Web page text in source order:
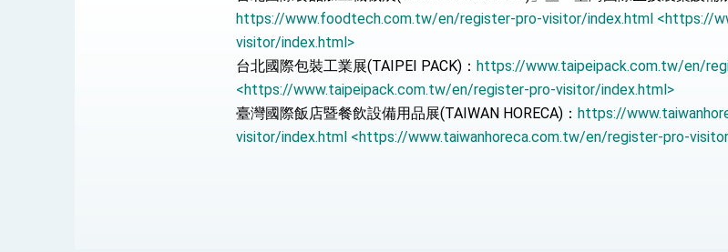
副總統接見美參議員蓋耶哥 強調美國是臺灣重要合作夥伴
外交部長林佳龍午宴歡迎美國聯邦參議員蓋耶哥訪問團
外交部長林佳龍接見美國智庫「德國馬歇爾基金會」訪問團一行，深化跨大西洋戰略夥伴關係
臺美經貿談判獲階段性成果 卓揆期勉爭取時間完成「臺美對等貿易協定」簽署
https://www.foodtech.com.tw/en/register-pro-visitor/index.html <https://
visitor/index.html>
台北國際包裝工業展(TAIPEI PACK)： https://www.taipeipack.com.tw/en/
<https://www.taipeipack.com.tw/en/register-pro-visitor/index.html>
臺灣國際飯店暨餐飲設備用品展(TAIWAN HORECA)： https://
visitor/index.html <https://www.taiwanhoreca.com.tw/en/register-pro-